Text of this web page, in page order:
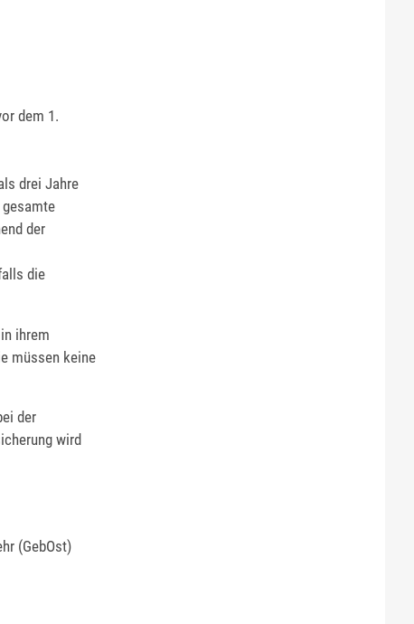
dem 1.
drei Jahre
der
die
ihrem
müssen keine
der
wird
(GebOst)